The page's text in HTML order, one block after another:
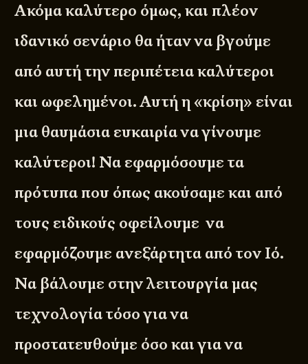
Ακόμα καλύτερο όμως, και πλέον
ιδανικό σενάριο θα ήταν να βγούμε
από αυτή την περιπέτεια καλύτεροι
και ωφελημένοι. Αυτή η «κρίση» είναι
μια θαυμάσια ευκαιρία να γίνουμε
καλύτεροι! Να εφαρμόσουμε τα
πρότυπα που όπως ακούσαμε και από
τους ειδικούς οφείλουμε να
εφαρμόζουμε ανεξάρτητα από τον Ιό.
Να βάλουμε στην λειτουργία μας
τεχνολογία τόσο για να
προστατευθούμε όσο και για να